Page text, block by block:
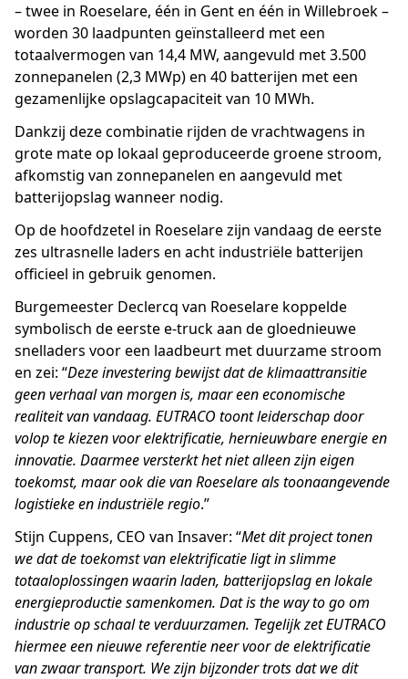
– twee in Roeselare, één in Gent en één in Willebroek –
worden 30 laadpunten geïnstalleerd met een
totaalvermogen van 14,4 MW, aangevuld met 3.500
zonnepanelen (2,3 MWp) en 40 batterijen met een
gezamenlijke opslagcapaciteit van 10 MWh.
Dankzij deze combinatie rijden de vrachtwagens in
grote mate op lokaal geproduceerde groene stroom,
afkomstig van zonnepanelen en aangevuld met
batterijopslag wanneer nodig.
Op de hoofdzetel in Roeselare zijn vandaag de eerste
zes ultrasnelle laders en acht industriële batterijen
officieel in gebruik genomen.
Burgemeester Declercq van Roeselare koppelde
symbolisch de eerste e-truck aan de gloednieuwe
snelladers voor een laadbeurt met duurzame stroom
en zei: “Deze investering bewijst dat de klimaattransitie
geen verhaal van morgen is, maar een economische
realiteit van vandaag. EUTRACO toont leiderschap door
volop te kiezen voor elektrificatie, hernieuwbare energie en
innovatie. Daarmee versterkt het niet alleen zijn eigen
toekomst, maar ook die van Roeselare als toonaangevende
logistieke en industriële regio.”
Stijn Cuppens, CEO van Insaver: “Met dit project tonen
we dat de toekomst van elektrificatie ligt in slimme
totaaloplossingen waarin laden, batterijopslag en lokale
energieproductie samenkomen. Dat is the way to go om
industrie op schaal te verduurzamen. Tegelijk zet EUTRACO
hiermee een nieuwe referentie neer voor de elektrificatie
van zwaar transport. We zijn bijzonder trots dat we dit